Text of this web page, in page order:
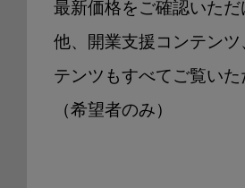
最新価格をご確認いただ
他、開業支援コンテン
テンツもすべてご覧いた
（希望者のみ）